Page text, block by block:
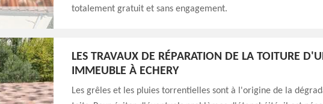
totalement gratuit et sans engagement.
LES TRAVAUX DE RÉPARATION DE LA TOITURE
IMMEUBLE À ECHERY
Les grêles et les pluies torrentielles sont à l'origine de la